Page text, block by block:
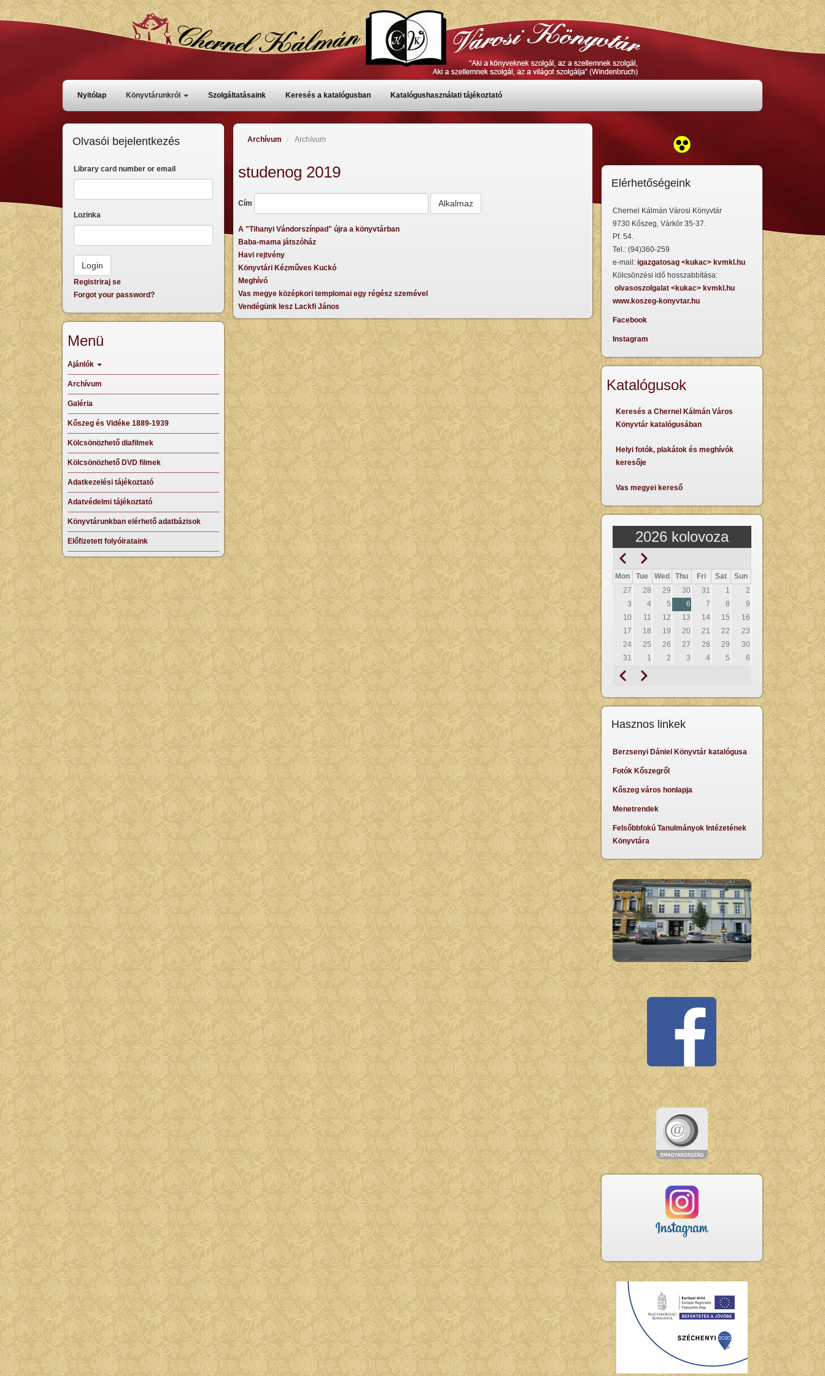
Skoči
Főmenü
Nyitólap Könyvtárunkról Szolgáltatásaink Keresés a katalógusban Katalógushasználati tájékoztató
Archívum Archívum
studenog 2019
Cím
A "Tihanyi Vándorszínpad" újra a könyvtárban
Baba-mama játszóház
Havi rejtvény
Könyvtári Kézműves Kuckó
Meghívó
Vas megye középkori templomai egy régész szemével
Vendégünk lesz Lackfi János
Olvasói bejelentkezés
Library card number or email
Lozinka
Registriraj se
Forgot your password?
Menü
Ajánlók
Archívum
Galéria
Kőszeg és Vidéke 1889-1939
Kölcsönözhető diafilmek
Kölcsönözhető DVD filmek
Adatkezelési tájékoztató
Adatvédelmi tájékoztató
Könyvtárunkban elérhető adatbázisok
Előfizetett folyóirataink
Elérhetőségeink
Chernel Kálmán Városi Könyvtár
9730 Kőszeg, Várkör 35-37.
Pf. 54.
Tel.: (94)360-259
e-mail: igazgatosag <kukac> kvmkl.hu
Kölcsönzési idő hosszabbítása:
olvasoszolgalat <kukac> kvmkl.hu
www.koszeg-konyvtar.hu
Facebook
Instagram
Katalógusok
Keresés a Chernel Kálmán Város
Könyvtár katalógusában
Helyi fotók, plakátok és meghívók
keresője
Vas megyei kereső
2026 kolovoza
Pagination
PrethodnaSljedeći
Mon Tue Wed Thu Fri Sat
Sun
27
28 29 30 31 1
2
3
4 5 6 7 8
9
10
11 12 13 14 15
16
17
18 19 20 21 22
23
24
25 26 27 28 29
30
31
1 2 3 4 5 6
Pagination
PrethodnaSljedeći
Hasznos linkek
Berzsenyi Dániel Könyvtár katalógusa
Fotók Kőszegről
Kőszeg város honlapja
Menetrendek
Felsőbbfokú Tanulmányok Intézetének
Könyvtára